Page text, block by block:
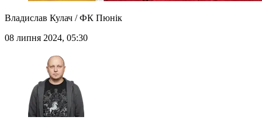
Владислав Кулач / ФК Пюнік
08 липня 2024, 05:30